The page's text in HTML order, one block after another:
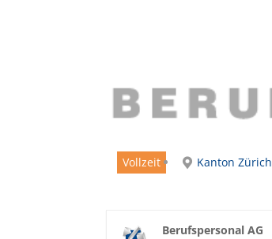
Vollzeit Kanton Zürich
Berufspersonal AG